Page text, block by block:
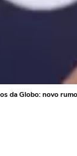
da Globo: novo